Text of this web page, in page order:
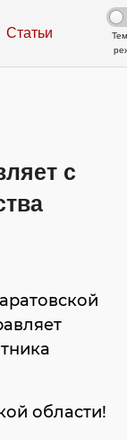
Статьи
с
области!